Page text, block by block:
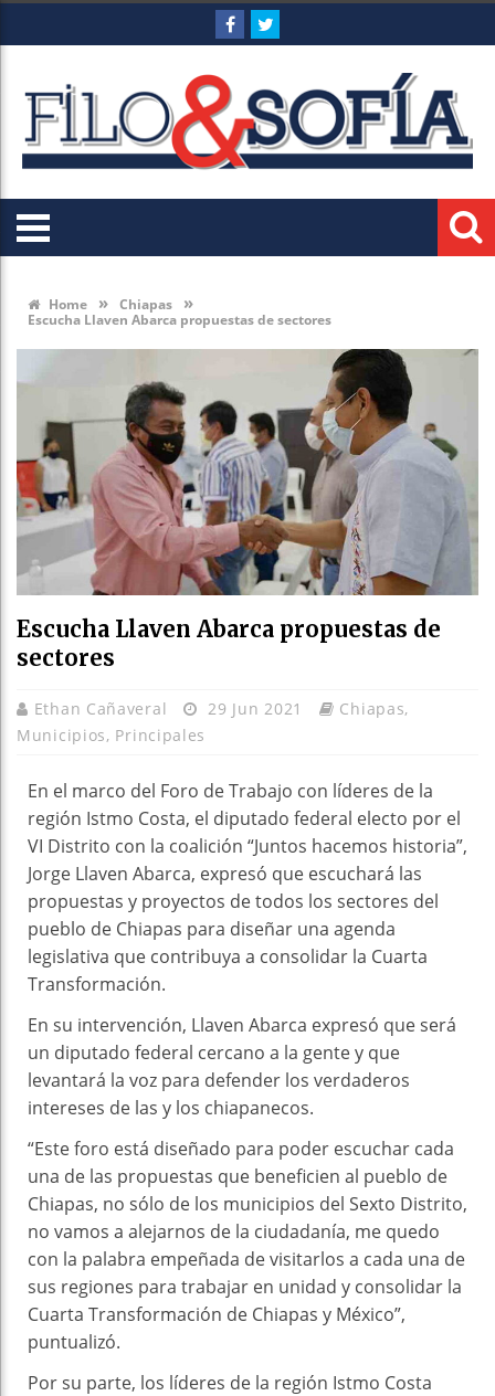
Home » Chiapas »
Escucha Llaven Abarca propuestas de sectores
Escucha Llaven Abarca propuestas de
sectores
Ethan Cañaveral 29 Jun 2021 Chiapas,
Municipios, Principales
En el marco del Foro de Trabajo con líderes de la
región Istmo Costa, el diputado federal electo por el
VI Distrito con la coalición “Juntos hacemos historia”,
Jorge Llaven Abarca, expresó que escuchará las
propuestas y proyectos de todos los sectores del
pueblo de Chiapas para diseñar una agenda
legislativa que contribuya a consolidar la Cuarta
Transformación.
En su intervención, Llaven Abarca expresó que será
un diputado federal cercano a la gente y que
levantará la voz para defender los verdaderos
intereses de las y los chiapanecos.
“Este foro está diseñado para poder escuchar cada
una de las propuestas que beneficien al pueblo de
Chiapas, no sólo de los municipios del Sexto Distrito,
no vamos a alejarnos de la ciudadanía, me quedo
con la palabra empeñada de visitarlos a cada una de
sus regiones para trabajar en unidad y consolidar la
Cuarta Transformación de Chiapas y México”,
puntualizó.
Por su parte, los líderes de la región Istmo Costa